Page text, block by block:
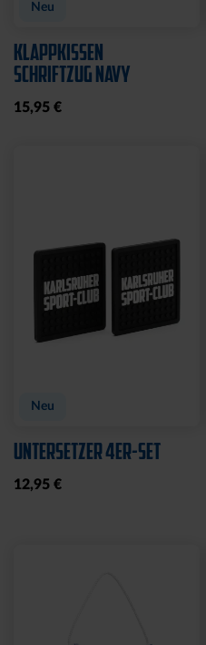
Neu
KLAPPKISSEN
SCHRIFTZUG NAVY
15,95 €
Neu
UNTERSETZER 4ER-SET
12,95 €